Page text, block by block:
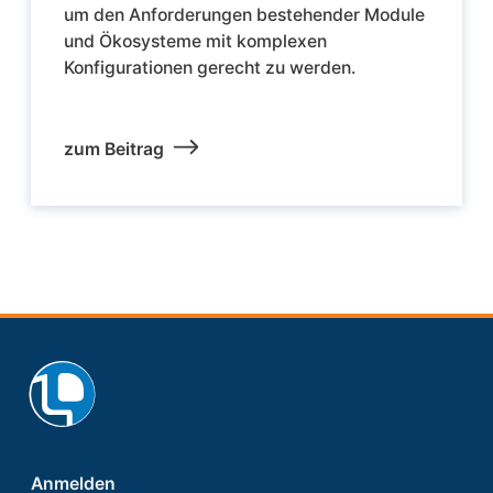
um den Anforderungen bestehender Module
und Ökosysteme mit komplexen
Konfigurationen gerecht zu werden.
zum Beitrag
Anmelden